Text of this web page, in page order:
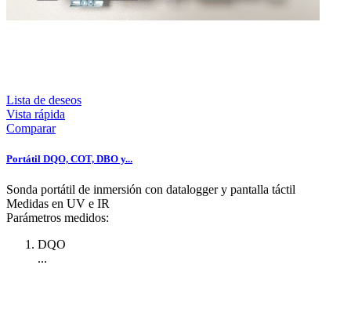
Lista de deseos
Vista rápida
Comparar
Portátil DQO, COT, DBO y...
Sonda portátil de inmersión con datalogger y pantalla táctil
Medidas en UV e IR
Parámetros medidos:
DQO
...